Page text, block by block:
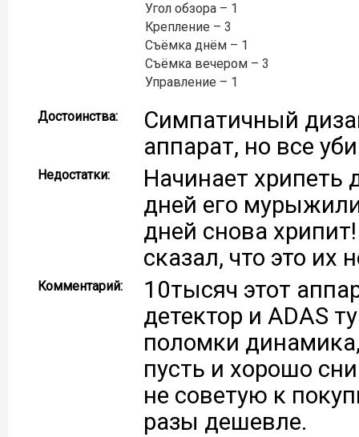
Угол обзора – 1
Крепление – 3
Съёмка днём – 1
Съёмка вечером – 3
Управление – 1
Достоинства:
Симпатичный
аппарат, но все
Недостатки:
Начинает хрипеть
дней его
дней снова
сказал, что это их
Комментарий:
10тысяч этот
детектор и ADAS
поломки
пусть и хорошо
не советую к
разы дешевле.